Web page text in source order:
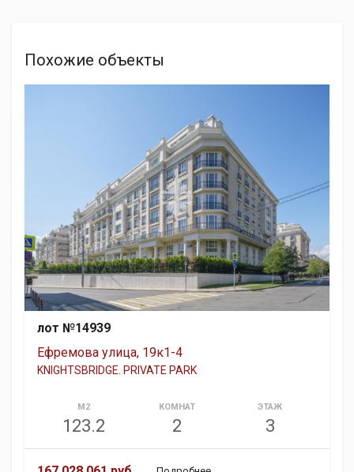
Похожие объекты
лот №14939
Ефремова улица, 19к1-4
KNIGHTSBRIDGE. PRIVATE PARK
М2
123.2
КОМНАТ
2
ЭТАЖ
3